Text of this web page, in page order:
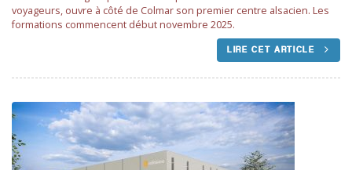
voyageurs, ouvre à côté de Colmar son premier centre alsacien. Les
formations commencent début novembre 2025.
LIRE CET ARTICLE